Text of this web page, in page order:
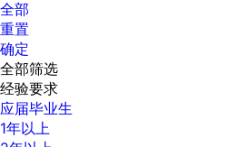
全部
重置
确定
全部筛选
经验要求
应届毕业生
1年以上